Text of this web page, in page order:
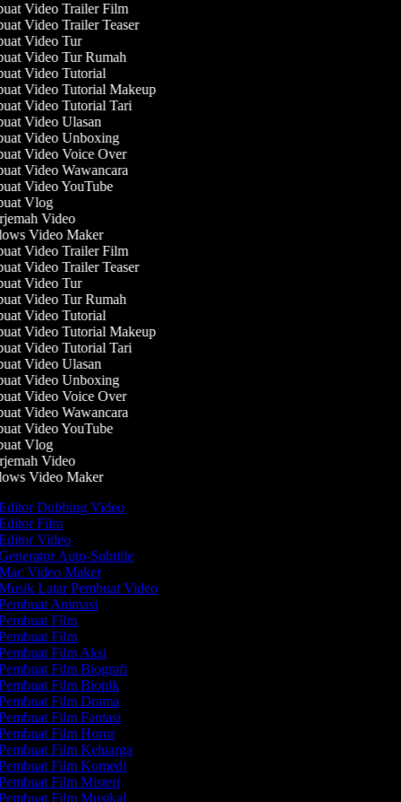
Video Trailer Film
Video Trailer Teaser
Video Tur
Video Tur Rumah
Video Tutorial
Video Tutorial Makeup
Video Tutorial Tari
Video Ulasan
Video Unboxing
Video Voice Over
Video Wawancara
Video YouTube
Vlog
Video
Video Maker
Video Trailer Film
Video Trailer Teaser
Video Tur
Video Tur Rumah
Video Tutorial
Video Tutorial Makeup
Video Tutorial Tari
Video Ulasan
Video Unboxing
Video Voice Over
Video Wawancara
Video YouTube
Vlog
Video
Video Maker
Dubbing Video
Film
Video
Auto-Subtitle
Video Maker
Latar Pembuat Video
Animasi
Film
Film
Film Aksi
Film Biografi
Film Biopik
Film Drama
Film Fantasi
Film Horor
Film Keluarga
Film Komedi
Film Misteri
Film Musikal